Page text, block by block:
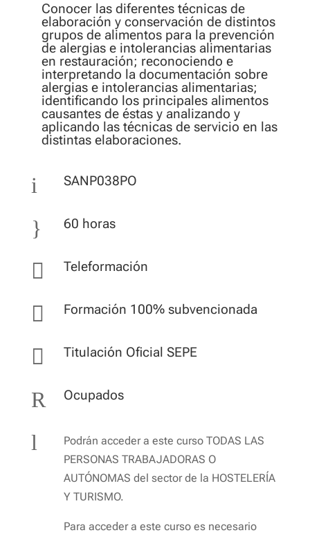
Conocer las diferentes técnicas de
elaboración y conservación de distintos
grupos de alimentos para la prevención
de alergias e intolerancias alimentarias
en restauración; reconociendo e
interpretando la documentación sobre
alergias e intolerancias alimentarias;
identificando los principales alimentos
causantes de éstas y analizando y
aplicando las técnicas de servicio en las
distintas elaboraciones.
i SANP038PO
} 60 horas
 Teleformación
 Formación 100% subvencionada
 Titulación Oficial SEPE
R Ocupados
l Podrán acceder a este curso TODAS LAS
PERSONAS TRABAJADORAS O
AUTÓNOMAS del sector de la HOSTELERÍA
Y TURISMO.
Para acceder a este curso es necesario